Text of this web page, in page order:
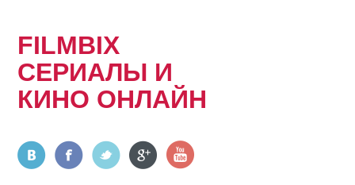
FILMBIX
СЕРИАЛЫ И
КИНО ОНЛАЙН